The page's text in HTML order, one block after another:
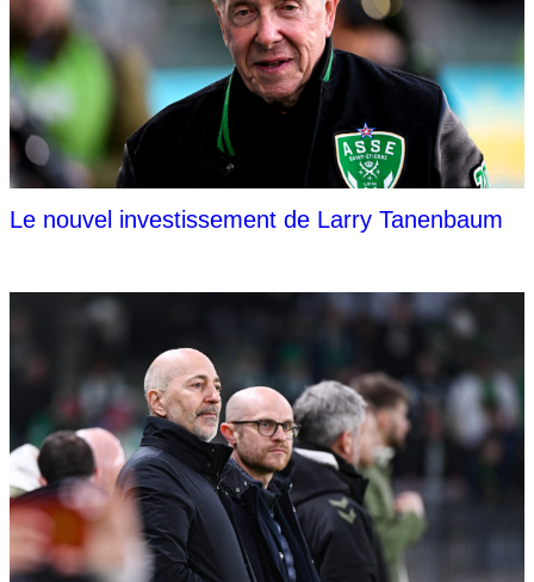
Le nouvel investissement de Larry Tanenbaum